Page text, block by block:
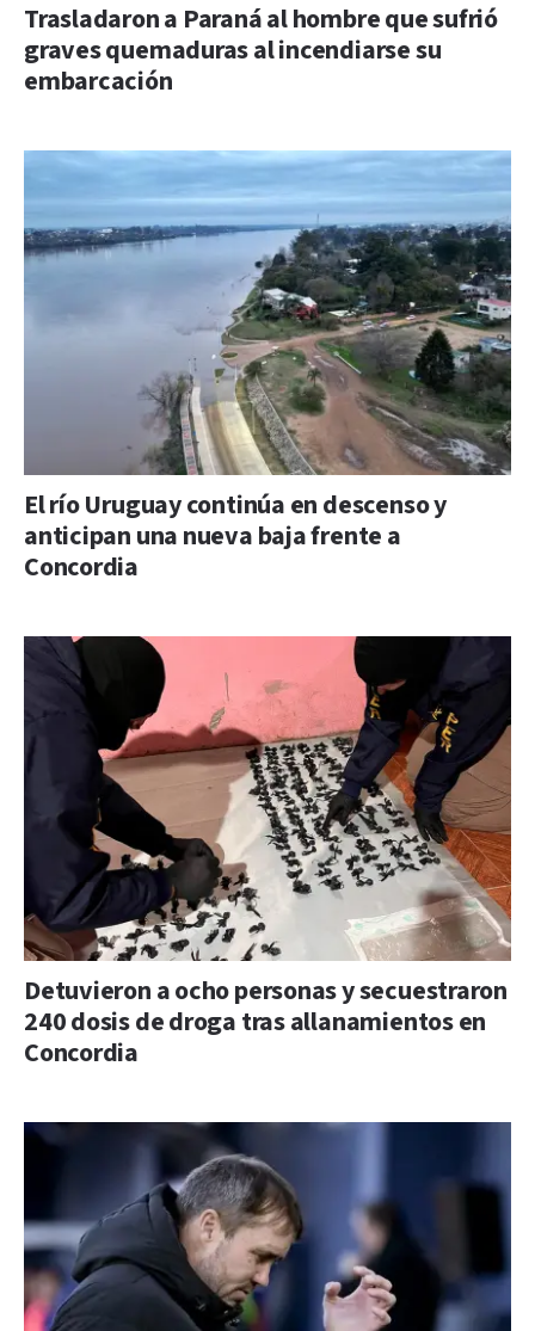
Trasladaron a Paraná al hombre que sufrió
graves quemaduras al incendiarse su
embarcación
El río Uruguay continúa en descenso y
anticipan una nueva baja frente a
Concordia
Detuvieron a ocho personas y secuestraron
240 dosis de droga tras allanamientos en
Concordia